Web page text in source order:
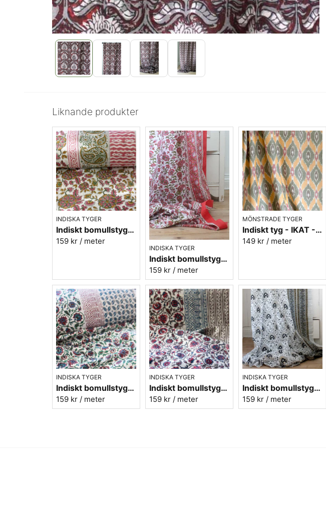
Liknande produkter
INDISKA TYGER
Indiskt bomullstyg - Batist - nr.8
159 kr / meter
INDISKA TYGER
Indiskt bomullstyg - Batist - nr.4
159 kr / meter
MÖNSTRADE TYGER
Indiskt tyg - IKAT - 100% bomull - Grön/orange/rosa
149 kr / meter
INDISKA TYGER
Indiskt bomullstyg - Batist - nr.6
159 kr / meter
INDISKA TYGER
Indiskt bomullstyg - Batist - nr.2
159 kr / meter
INDISKA TYGER
Indiskt bomullstyg - Batist - nr.13
159 kr / meter